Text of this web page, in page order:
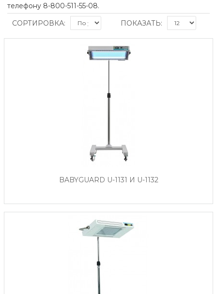
телефону 8-800-511-55-08.
СОРТИРОВКА:
ПОКАЗАТЬ:
BABYGUARD U-1131 И U-1132